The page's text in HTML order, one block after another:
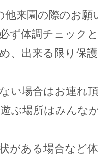
他来園の際のお願
ず体調チェック
、出来る 限り保
ない場合はお連れ
ぶ場所はみんな
がある場合など